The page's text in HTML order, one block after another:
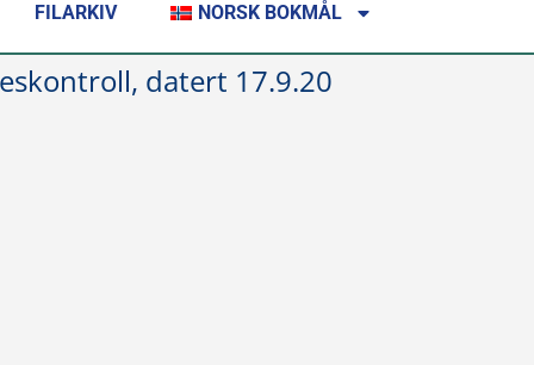
FILARKIV NORSK BOKMÅL
datert 17.9.20